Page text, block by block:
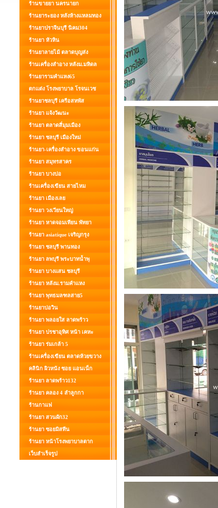
ร้านขายยา นครนายก
ร้านยาระยอง หลังห้างแหลมทอง
ร้านยาปราจีนบุรี นิคม304
ร้านยา หัวหิน
ร้านยาลายไม้ ตลาดบุญส่ง
ร้านเครื่องสำอาง หลังม.มหิดล
ร้านยารามคำแหง65
ตกแต่ง โรงพยาบาล โรจนเวช
ร้านยาชลบุรี เครือสหพัส
ร้านยา แจ้งวัฒนะ
ร้านยา ตลาดสี่มุมเมือง
ร้านยา ชลบุรี เมืองใหม่
ร้านยา-เครื่องสำอาง ขอนแก่น
ร้านยา สมุทรสาคร
ร้านยา บางบ่อ
ร้านเครื่องเขียน สายไหม
ร้านยา เมืองเลย
ร้านยา วงเวียนใหญ่
ร้านยา หาดจอมเทียน พัทยา
ร้านยา asiatique เจริญกรุง
ร้านยา ชลบุรี พานทอง
ร้านยา ลพบุรี พระบาทน้ำพุ
ร้านยา บางแสน ชลบุรี
ร้านยา หลังม.รามคำแหง
ร้านยา พุทธมลฑลสาย5
ร้านยาบ่อวิน
ร้านยา พลอยใส ลาดพร้าว
ร้านยา ปรชาอุทิศ หน้า เคหะ
ร้านยา ร่มเกล้า 5
ร้านเครื่องเขียน ตลาดห้วยขวาง
คลินิก ผิวหนัง ซอย แอนเน็ก
ร้านยา ลาดพร้าว132
ร้านยา คลอง 4 ลำลูกกา
ร้านกาแฟ
ร้านยา สวนผัก32
ร้านยา ซอยมิสทีน
ร้านยา หน้าโรงพยาบาลตาก
เว็บสำเร็จรูป